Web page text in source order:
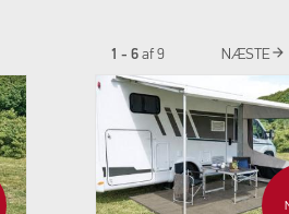
1 - 6af 9 NÆSTE arrow_forward